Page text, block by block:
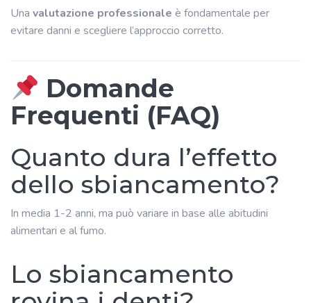
Una valutazione professionale è fondamentale per
evitare danni e scegliere l’approccio corretto.
Domande
Frequenti (FAQ)
Quanto dura l’effetto
dello sbiancamento?
In media 1-2 anni, ma può variare in base alle abitudini
alimentari e al fumo.
Lo sbiancamento